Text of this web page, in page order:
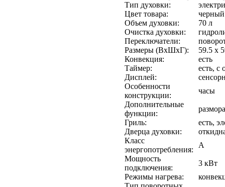
Тип духовки:
Цвет товара:
черный
Объем духовки:
70 л
Очистка духовки:
Переключатели:
Размеры (ВхШхГ):
59.5 x
Конвекция:
есть
Таймер:
есть, с
Дисплей:
Особенности
конструкции:
часы
Дополнительные
функции:
Гриль:
есть,
Дверца духовки:
Класс
энергопотребления:
A
Мощность
подключения:
3 кВт
Режимы нагрева: